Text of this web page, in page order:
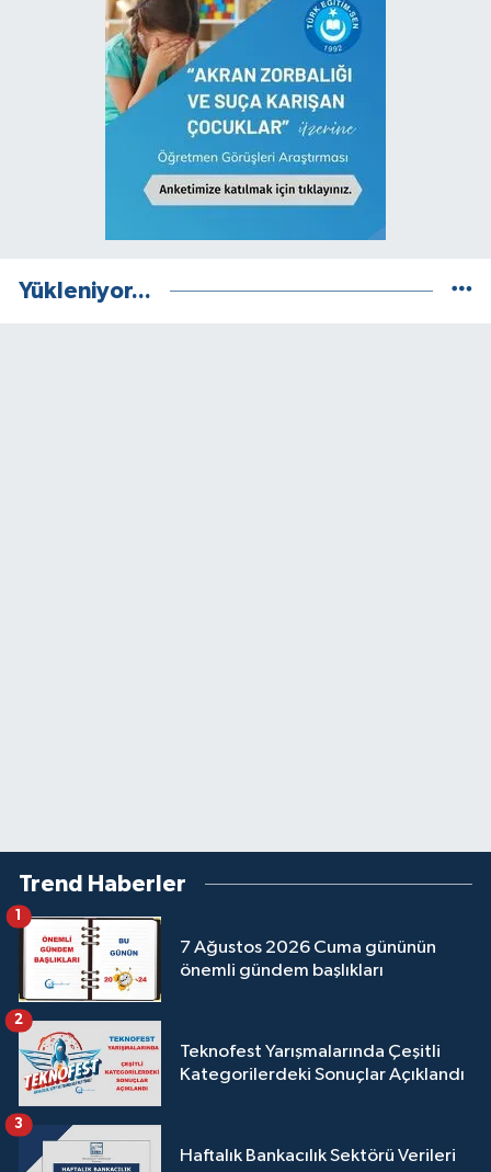
Yükleniyor...
Trend Haberler
7 Ağustos 2026 Cuma gününün
önemli gündem başlıkları
1
Teknofest Yarışmalarında Çeşitli
Kategorilerdeki Sonuçlar Açıklandı
2
Haftalık Bankacılık Sektörü Verileri
3